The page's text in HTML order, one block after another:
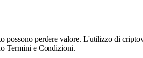
possono perdere valore. L'utilizzo di
Termini e Condizioni.